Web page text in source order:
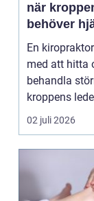
när
behöver
tillbaka
En
med att hitta
behandla
kroppens
muskler och
nervsyste...
02 juli 2026